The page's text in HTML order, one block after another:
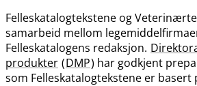
Felleskatalogtekstene og
samarbeid mellom
Felleskatalogens redaksjon.
produkter (DMP) har godkjent
som Felleskatalogtekstene er basert